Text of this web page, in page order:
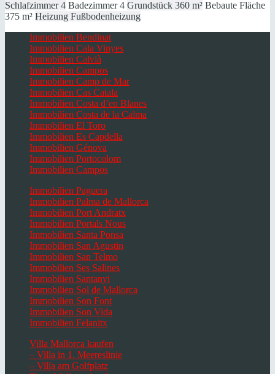
Schlafzimmer 4 Badezimmer 4 Grundstück 360 m² Bebaute Fläche
375 m² Heizung Fußbodenheizung
Immobilien Bendinat
Immobilien Cala Vinyes
Immobilien Calvià
Immobilien Campos
Immobilien Camp de Mar
Immobilien Cas Catala
Immobilien Costa d’en Blanes
Immobilien Costa de la Calma
Immobilien El Toro
Immobilien Es Capdella
Immobilien Génova
Immobilien Portocolom
Immobilien Campos
Immobilien Paguera
Immobilien Palma de Mallorca
Immobilien Port Andratx
Immobilien Portals Nous
Immobilien Santa Ponsa
Immobilien San Agustin
Immobilien San Telmo
Immobilien Ses Salines
Immobilien Santanyi
Immobilien Sol de Mallorca
Immobilien Son Font
Immobilien Son Vida
Immobilien Felanitx
Villa Mallorca kaufen
– Villa in 1. Meereslinie
– Villa am Golfplatz